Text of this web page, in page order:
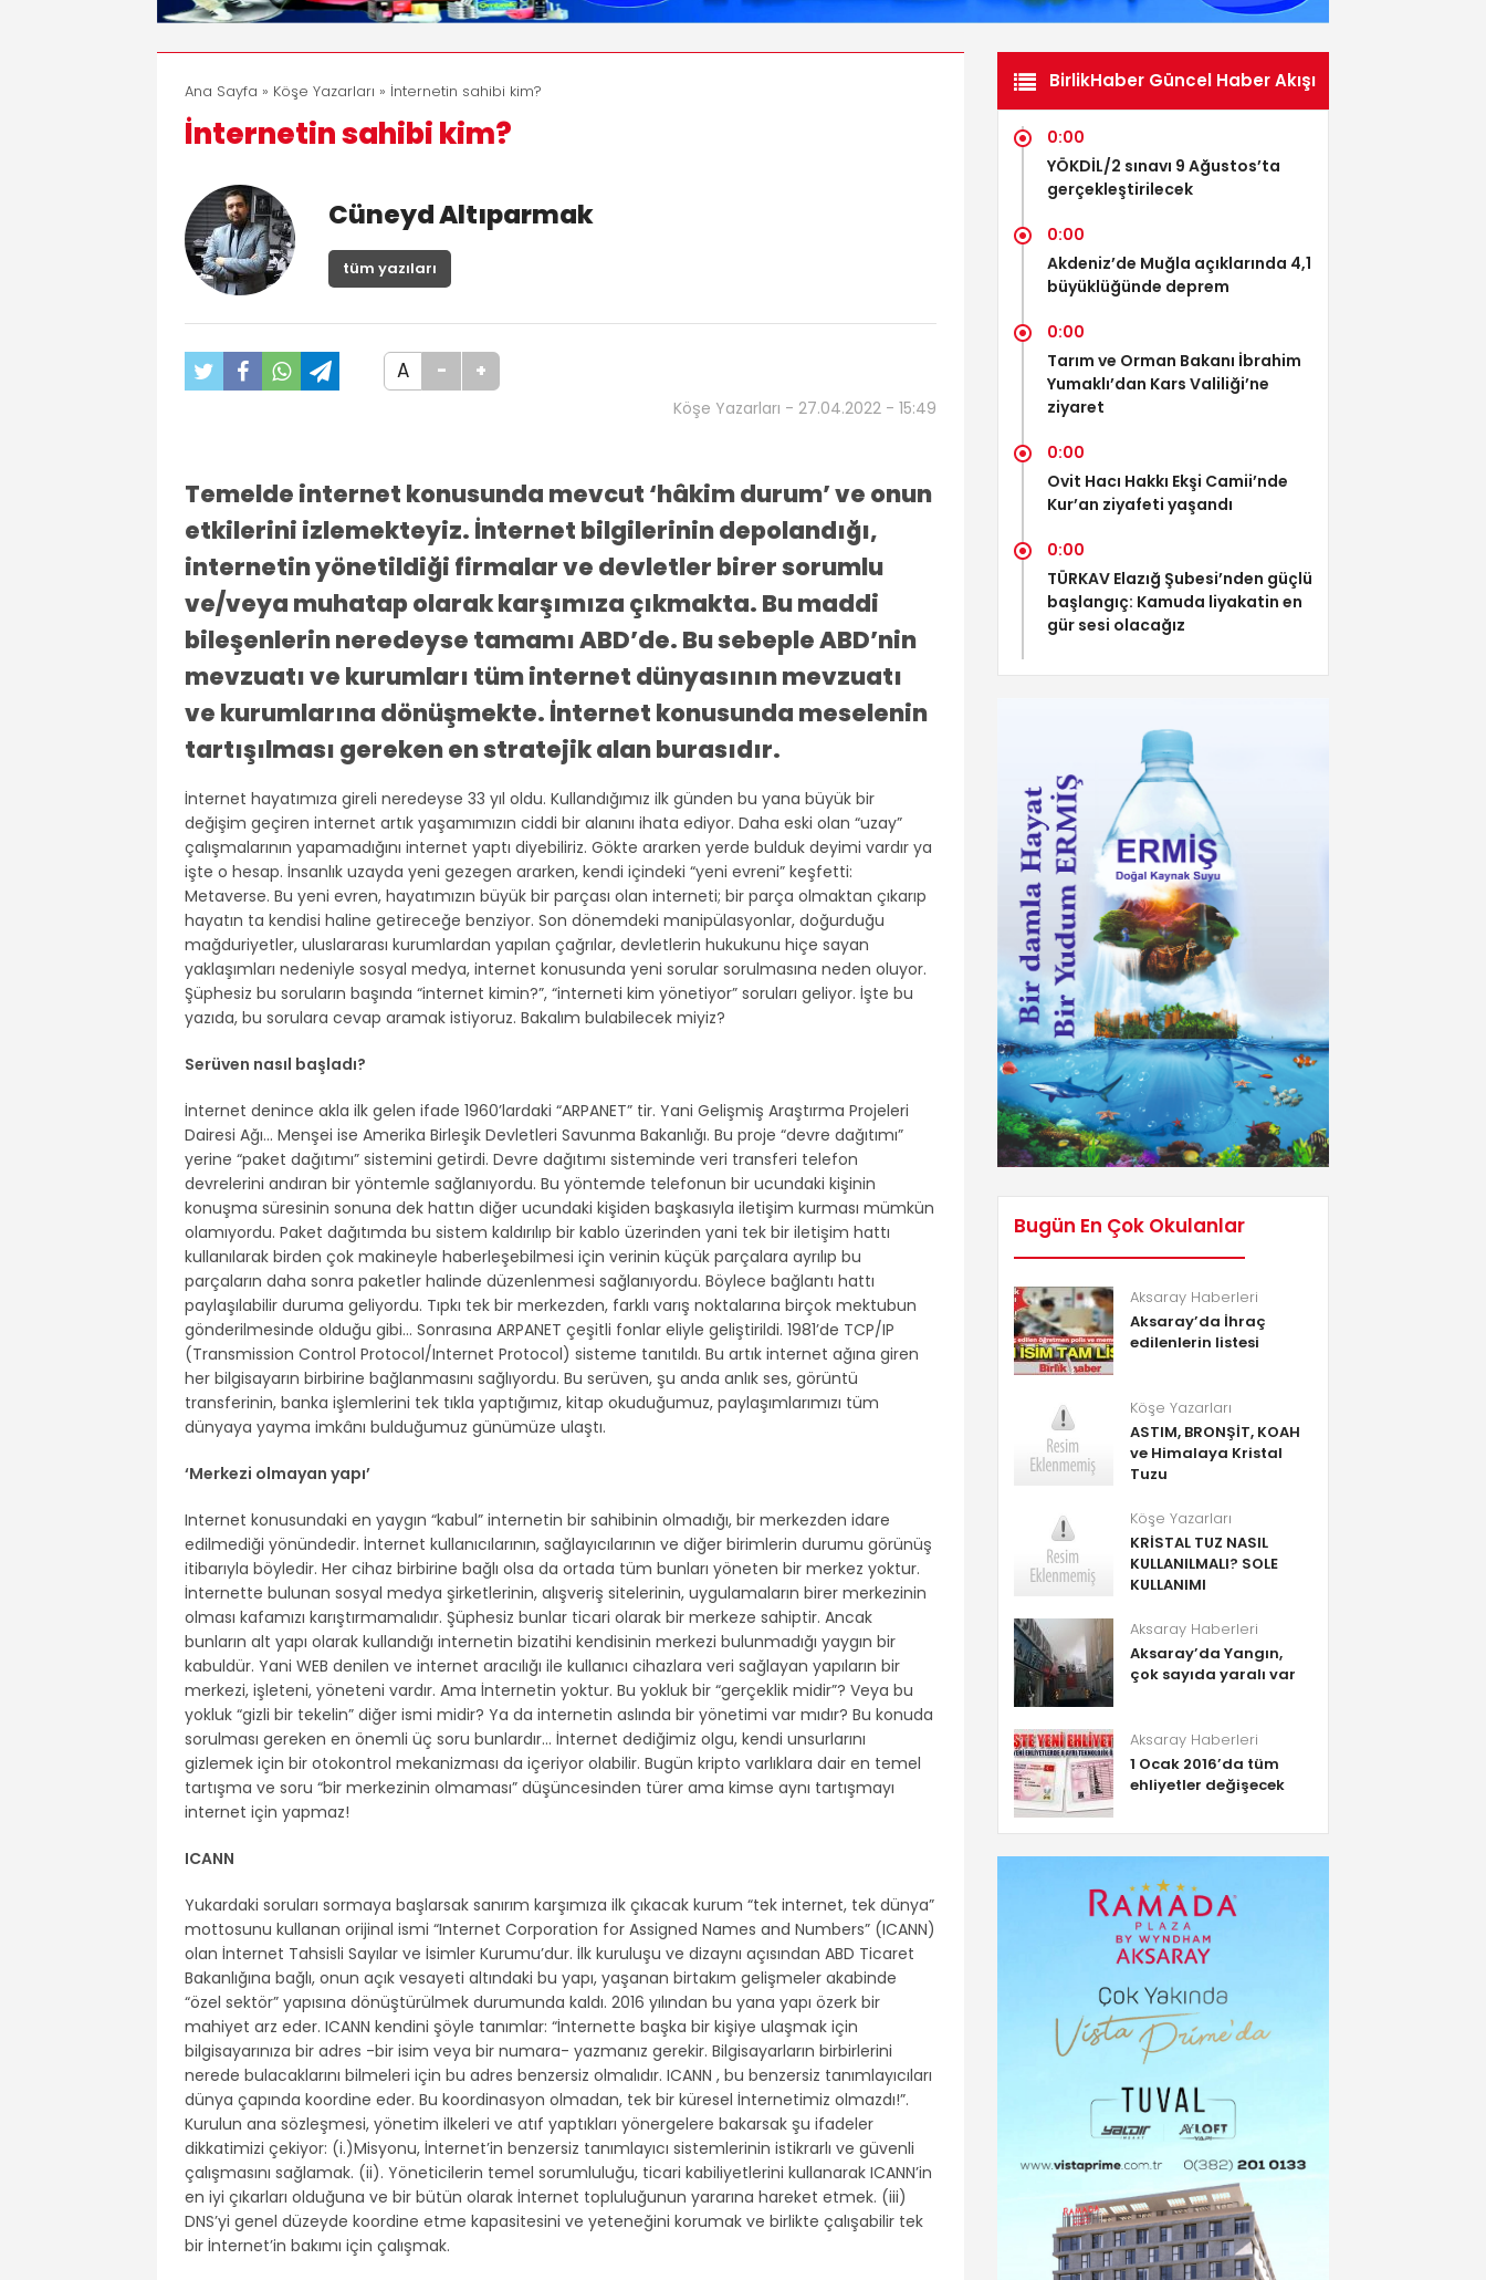
Ana Sayfa » Köşe Yazarları » İnternetin sahibi kim?
İnternetin sahibi kim?
Cüneyd Altıparmak
tüm yazıları
A - +
Köşe Yazarları - 27.04.2022 - 15:49
Temelde internet konusunda mevcut ‘hâkim durum’ ve onun
etkilerini izlemekteyiz. İnternet bilgilerinin depolandığı,
internetin yönetildiği firmalar ve devletler birer sorumlu
ve/veya muhatap olarak karşımıza çıkmakta. Bu maddi
bileşenlerin neredeyse tamamı ABD’de. Bu sebeple ABD’nin
mevzuatı ve kurumları tüm internet dünyasının mevzuatı
ve kurumlarına dönüşmekte. İnternet konusunda meselenin
tartışılması gereken en stratejik alan burasıdır.
İnternet hayatımıza gireli neredeyse 33 yıl oldu. Kullandığımız ilk günden bu yana büyük bir
değişim geçiren internet artık yaşamımızın ciddi bir alanını ihata ediyor. Daha eski olan “uzay”
çalışmalarının yapamadığını internet yaptı diyebiliriz. Gökte ararken yerde bulduk deyimi vardır ya
işte o hesap. İnsanlık uzayda yeni gezegen ararken, kendi içindeki “yeni evreni” keşfetti:
Metaverse. Bu yeni evren, hayatımızın büyük bir parçası olan interneti; bir parça olmaktan çıkarıp
hayatın ta kendisi haline getireceğe benziyor. Son dönemdeki manipülasyonlar, doğurduğu
mağduriyetler, uluslararası kurumlardan yapılan çağrılar, devletlerin hukukunu hiçe sayan
yaklaşımları nedeniyle sosyal medya, internet konusunda yeni sorular sorulmasına neden oluyor.
Şüphesiz bu soruların başında “internet kimin?”, “interneti kim yönetiyor” soruları geliyor. İşte bu
yazıda, bu sorulara cevap aramak istiyoruz. Bakalım bulabilecek miyiz?
Serüven nasıl başladı?
İnternet denince akla ilk gelen ifade 1960’lardaki “ARPANET” tir. Yani Gelişmiş Araştırma Projeleri
Dairesi Ağı… Menşei ise Amerika Birleşik Devletleri Savunma Bakanlığı. Bu proje “devre dağıtımı”
yerine “paket dağıtımı” sistemini getirdi. Devre dağıtımı sisteminde veri transferi telefon
devrelerini andıran bir yöntemle sağlanıyordu. Bu yöntemde telefonun bir ucundaki kişinin
konuşma süresinin sonuna dek hattın diğer ucundaki kişiden başkasıyla iletişim kurması mümkün
olamıyordu. Paket dağıtımda bu sistem kaldırılıp bir kablo üzerinden yani tek bir iletişim hattı
kullanılarak birden çok makineyle haberleşebilmesi için verinin küçük parçalara ayrılıp bu
parçaların daha sonra paketler halinde düzenlenmesi sağlanıyordu. Böylece bağlantı hattı
paylaşılabilir duruma geliyordu. Tıpkı tek bir merkezden, farklı varış noktalarına birçok mektubun
gönderilmesinde olduğu gibi… Sonrasına ARPANET çeşitli fonlar eliyle geliştirildi. 1981’de TCP/IP
(Transmission Control Protocol/Internet Protocol) sisteme tanıtıldı. Bu artık internet ağına giren
her bilgisayarın birbirine bağlanmasını sağlıyordu. Bu serüven, şu anda anlık ses, görüntü
transferinin, banka işlemlerini tek tıkla yaptığımız, kitap okuduğumuz, paylaşımlarımızı tüm
dünyaya yayma imkânı bulduğumuz günümüze ulaştı.
‘Merkezi olmayan yapı’
Internet konusundaki en yaygın “kabul” internetin bir sahibinin olmadığı, bir merkezden idare
edilmediği yönündedir. İnternet kullanıcılarının, sağlayıcılarının ve diğer birimlerin durumu görünüş
itibarıyla böyledir. Her cihaz birbirine bağlı olsa da ortada tüm bunları yöneten bir merkez yoktur.
İnternette bulunan sosyal medya şirketlerinin, alışveriş sitelerinin, uygulamaların birer merkezinin
olması kafamızı karıştırmamalıdır. Şüphesiz bunlar ticari olarak bir merkeze sahiptir. Ancak
bunların alt yapı olarak kullandığı internetin bizatihi kendisinin merkezi bulunmadığı yaygın bir
kabuldür. Yani WEB denilen ve internet aracılığı ile kullanıcı cihazlara veri sağlayan yapıların bir
merkezi, işleteni, yöneteni vardır. Ama İnternetin yoktur. Bu yokluk bir “gerçeklik midir”? Veya bu
yokluk “gizli bir tekelin” diğer ismi midir? Ya da internetin aslında bir yönetimi var mıdır? Bu konuda
sorulması gereken en önemli üç soru bunlardır… İnternet dediğimiz olgu, kendi unsurlarını
gizlemek için bir otokontrol mekanizması da içeriyor olabilir. Bugün kripto varlıklara dair en temel
tartışma ve soru “bir merkezinin olmaması” düşüncesinden türer ama kimse aynı tartışmayı
internet için yapmaz!
ICANN
Yukardaki soruları sormaya başlarsak sanırım karşımıza ilk çıkacak kurum “tek internet, tek dünya”
mottosunu kullanan orijinal ismi “Internet Corporation for Assigned Names and Numbers” (ICANN)
olan İnternet Tahsisli Sayılar ve İsimler Kurumu’dur. İlk kuruluşu ve dizaynı açısından ABD Ticaret
Bakanlığına bağlı, onun açık vesayeti altındaki bu yapı, yaşanan birtakım gelişmeler akabinde
“özel sektör” yapısına dönüştürülmek durumunda kaldı. 2016 yılından bu yana yapı özerk bir
mahiyet arz eder. ICANN kendini şöyle tanımlar: “İnternette başka bir kişiye ulaşmak için
bilgisayarınıza bir adres -bir isim veya bir numara- yazmanız gerekir. Bilgisayarların birbirlerini
nerede bulacaklarını bilmeleri için bu adres benzersiz olmalıdır. ICANN , bu benzersiz tanımlayıcıları
dünya çapında koordine eder. Bu koordinasyon olmadan, tek bir küresel İnternetimiz olmazdı!”.
Kurulun ana sözleşmesi, yönetim ilkeleri ve atıf yaptıkları yönergelere bakarsak şu ifadeler
dikkatimizi çekiyor: (i.)Misyonu, İnternet’in benzersiz tanımlayıcı sistemlerinin istikrarlı ve güvenli
çalışmasını sağlamak. (ii). Yöneticilerin temel sorumluluğu, ticari kabiliyetlerini kullanarak ICANN’in
en iyi çıkarları olduğuna ve bir bütün olarak İnternet topluluğunun yararına hareket etmek. (iii)
DNS’yi genel düzeyde koordine etme kapasitesini ve yeteneğini korumak ve birlikte çalışabilir tek
bir İnternet’in bakımı için çalışmak.
BirlikHaber Güncel Haber Akışı
0:00
YÖKDİL/2 sınavı 9 Ağustos’ta
gerçekleştirilecek
0:00
Akdeniz’de Muğla açıklarında 4,1
büyüklüğünde deprem
0:00
Tarım ve Orman Bakanı İbrahim
Yumaklı’dan Kars Valiliği’ne
ziyaret
0:00
Ovit Hacı Hakkı Ekşi Camii’nde
Kur’an ziyafeti yaşandı
0:00
TÜRKAV Elazığ Şubesi’nden güçlü
başlangıç: Kamuda liyakatin en
gür sesi olacağız
Bugün En Çok Okulanlar
Aksaray Haberleri
Aksaray’da İhraç
edilenlerin listesi
Köşe Yazarları
ASTIM, BRONŞİT, KOAH
ve Himalaya Kristal
Tuzu
Köşe Yazarları
KRİSTAL TUZ NASIL
KULLANILMALI? SOLE
KULLANIMI
Aksaray Haberleri
Aksaray’da Yangın,
çok sayıda yaralı var
Aksaray Haberleri
1 Ocak 2016’da tüm
ehliyetler değişecek